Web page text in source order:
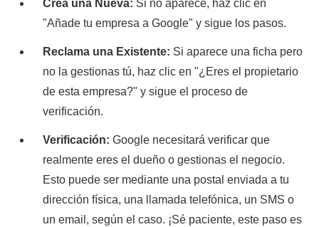
Crea una Nueva: Si no aparece, haz clic en
"Añade tu empresa a Google" y sigue los pasos.
Reclama una Existente: Si aparece una ficha pero
no la gestionas tú, haz clic en "¿Eres el propietario
de esta empresa?" y sigue el proceso de
verificación.
Verificación: Google necesitará verificar que
realmente eres el dueño o gestionas el negocio.
Esto puede ser mediante una postal enviada a tu
dirección física, una llamada telefónica, un SMS o
un email, según el caso. ¡Sé paciente, este paso es